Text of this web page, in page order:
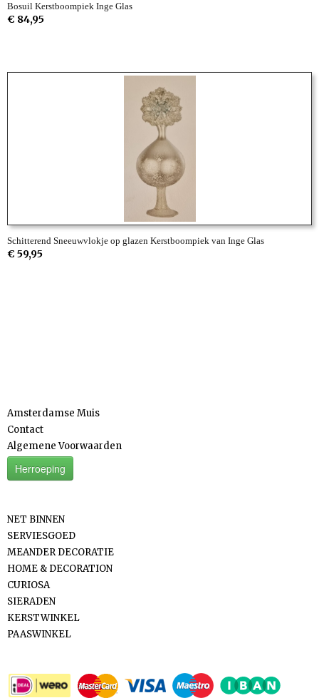
Bosuil Kerstboompiek Inge Glas
€ 84,95
Schitterend Sneeuwvlokje op glazen Kerstboompiek van Inge Glas
€ 59,95
Amsterdamse Muis
Contact
Algemene Voorwaarden
Herroeping
NET BINNEN
SERVIESGOED
MEANDER DECORATIE
HOME & DECORATION
CURIOSA
SIERADEN
KERSTWINKEL
PAASWINKEL